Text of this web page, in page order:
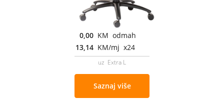
0,00 KM odmah
13,14 KM/mj x24
uz Extra L
Saznaj više